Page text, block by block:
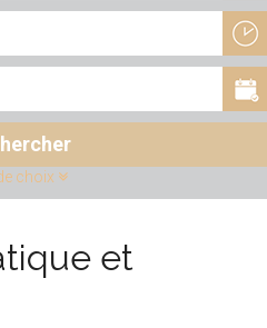
choix
et